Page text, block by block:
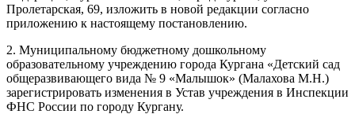
Пролетарская, 69, изложить в новой редакции согласно
приложению к настоящему постановлению.
2. Муниципальному бюджетному дошкольному
образовательному учреждению города Кургана «Детский сад
общеразвивающего вида № 9 «Малышок» (Малахова М.Н.)
зарегистрировать изменения в Устав учреждения в Инспекции
ФНС России по городу Кургану.